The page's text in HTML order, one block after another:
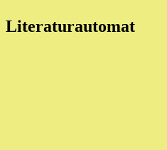
Literaturautomat